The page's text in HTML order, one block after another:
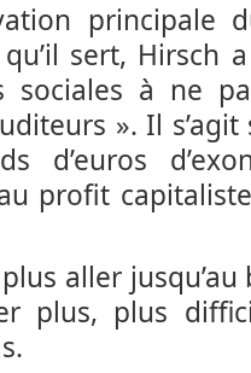
principale
qu’il sert,
sociales à ne
». Il
d’euros
profit
aller
plus, plus